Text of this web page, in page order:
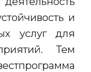
и
услуг для
Тем